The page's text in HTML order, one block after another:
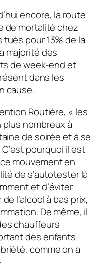
encore, la route
de mortalité chez
tués pour 13% de la
majorité des
de week-end et
dans les
cause.
Routière, « les
nombreux à
de soirée et à se
pourquoi il est
mouvement en
de s’autotester là
et d’éviter
l’alcool à bas prix,
De même, il
chauffeurs
des enfants
comme on a